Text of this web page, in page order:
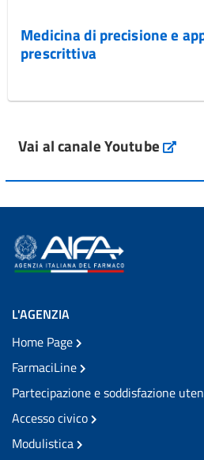
Medicina di precisione e
prescrittiva
Vai al canale Youtube
L'AGENZIA
Home Page
FarmaciLine
Partecipazione e soddisfazione
Accesso civico
Modulistica